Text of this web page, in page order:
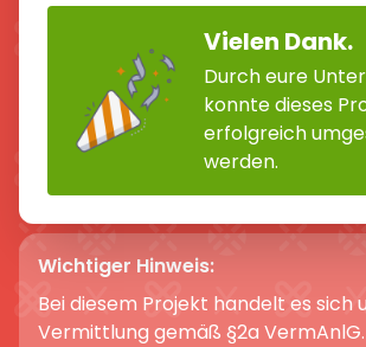
Vielen Dank.
Durch eure
konnte dieses
erfolgreich
werden.
Wichtiger Hinweis:
Bei diesem Projekt handelt es sich
Vermittlung gemäß §2a VermAnlG.